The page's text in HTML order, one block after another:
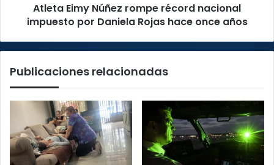
Atleta Eimy Núñez rompe récord nacional
impuesto por Daniela Rojas hace once años
Publicaciones relacionadas